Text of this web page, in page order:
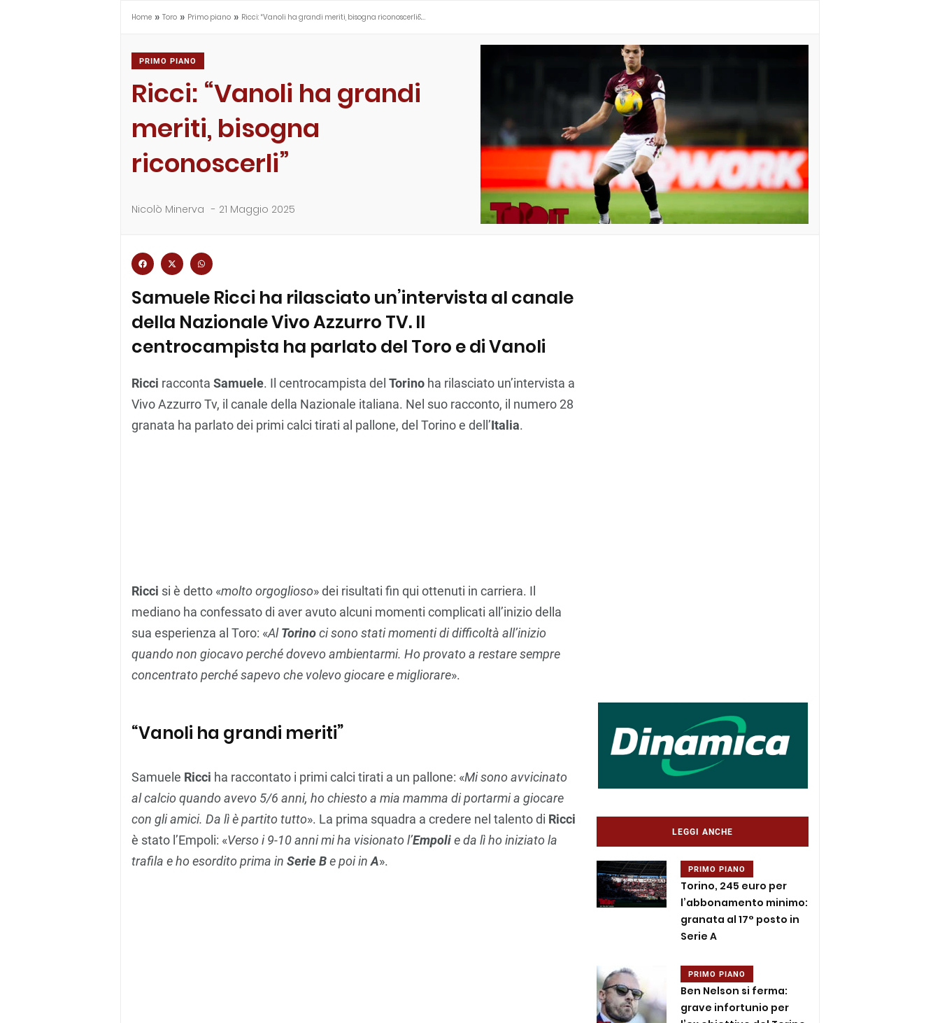
Home » Toro » Primo piano » Ricci: “Vanoli ha grandi meriti, bisogna riconoscerli&…
PRIMO PIANO
Ricci: “Vanoli ha grandi
meriti, bisogna
riconoscerli”
Nicolò Minerva - 21 Maggio 2025
Samuele Ricci ha rilasciato un’intervista al canale
della Nazionale Vivo Azzurro TV. Il
centrocampista ha parlato del Toro e di Vanoli
Ricci racconta Samuele. Il centrocampista del Torino ha rilasciato un’intervista a
Vivo Azzurro Tv, il canale della Nazionale italiana. Nel suo racconto, il numero 28
granata ha parlato dei primi calci tirati al pallone, del Torino e dell’Italia.
Ricci si è detto «molto orgoglioso» dei risultati fin qui ottenuti in carriera. Il
mediano ha confessato di aver avuto alcuni momenti complicati all’inizio della
sua esperienza al Toro: «AlTorinoci sono stati momenti di difficoltà all’inizio
quando non giocavo perché dovevo ambientarmi. Ho provato a restare sempre
concentrato perché sapevo che volevo giocare e migliorare».
“Vanoli ha grandi meriti”
Samuele Ricci ha raccontato i primi calci tirati a un pallone: «Mi sono avvicinato
al calcio quando avevo 5/6 anni, ho chiesto a mia mamma di portarmi a giocare
con gli amici. Da lì è partito tutto». La prima squadra a credere nel talento di Ricci
è stato l’Empoli: «Verso i 9-10 anni mi ha visionato l’Empolie da lì ho iniziato la
trafila e ho esordito prima in Serie Be poi inA».
LEGGI ANCHE
PRIMO PIANO
Torino, 245 euro per
l’abbonamento minimo:
granata al 17° posto in
Serie A
PRIMO PIANO
Ben Nelson si ferma:
grave infortunio per